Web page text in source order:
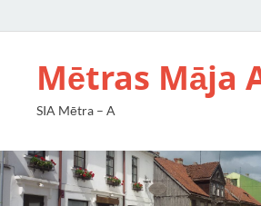
Mētras Māja
SIA Mētra – A